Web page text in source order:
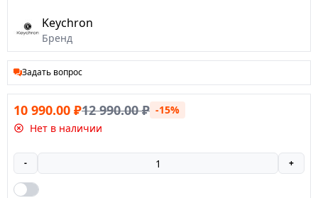
Keychron
Бренд
Задать вопрос
10 990.00 ₽12 990.00₽ -15%
Нет в наличии
- +